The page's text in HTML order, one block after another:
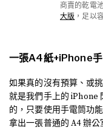
商賣的乾電
大版 ，足以
一張A4紙+iPhone
如果真的沒有預算、或
就是我們手上的 iPhone
的，只要使用手電筒功
拿出一張普通的 A4 辦